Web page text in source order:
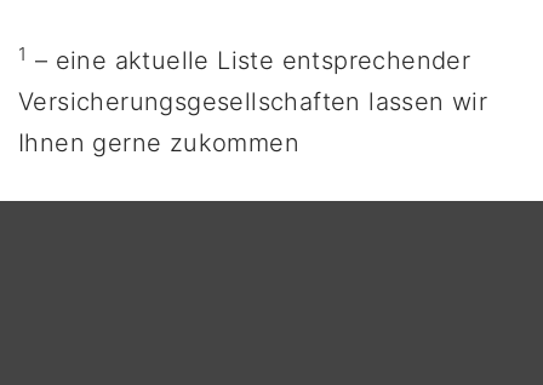
1 – eine aktuelle Liste entsprechender
Versicherungsgesellschaften lassen wir
Ihnen gerne zukommen